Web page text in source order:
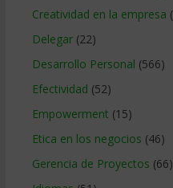
Creatividad en la empresa
Delegar(22)
Desarrollo Personal (566)
Efectividad (52)
Empowerment (15)
Etica en los negocios (46)
Gerencia de Proyectos (66)